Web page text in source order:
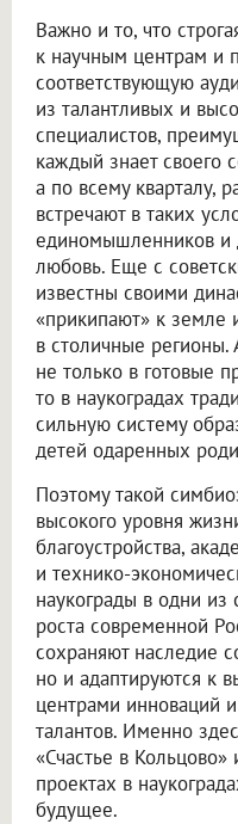
Важно и то, что
к научным центрам и
соответствующую
из талантливых и
специалистов,
каждый знает своего
а по всему кварталу,
встречают в таких
единомышленников и
любовь. Еще с
известны своими
«прикипают» к земле
в столичные регионы.
не только в готовые
то в наукоградах
сильную систему
детей одаренных
Поэтому такой
высокого уровня
благоустройства,
и технико-
наукограды в одни
роста современной
сохраняют наследие
но и адаптируются к
центрами инноваций
талантов. Именно
«Счастье в
проектах в
будущее.